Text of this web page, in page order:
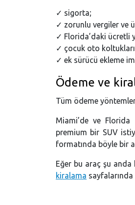
✓ sigorta;
✓ zorunlu vergiler ve
✓ Florida’daki ücretli
✓ çocuk oto
✓ ek sürücü ekleme
Ödeme ve
Tüm ödeme
Miami’de ve
premium bir SUV
formatında böyle bir
Eğer bu araç şu
kiralama sayfalarında